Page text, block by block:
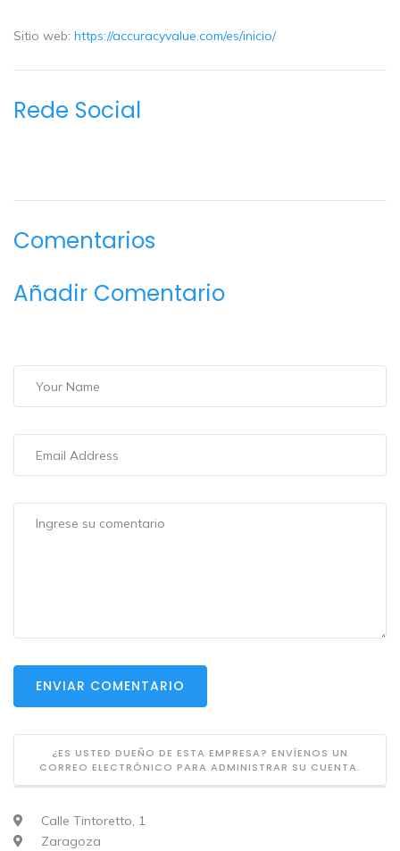
Sitio web: https://accuracyvalue.com/es/inicio/
Rede Social
Comentarios
Añadir Comentario
ENVIAR COMENTARIO
¿ES USTED DUEÑO DE ESTA EMPRESA? ENVÍENOS UN
CORREO ELECTRÓNICO PARA ADMINISTRAR SU CUENTA.
Calle Tintoretto, 1
Zaragoza